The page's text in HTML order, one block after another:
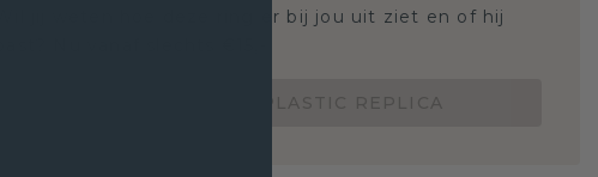
Wil jij weten hoe deze ring er bij jou uit ziet en of hij